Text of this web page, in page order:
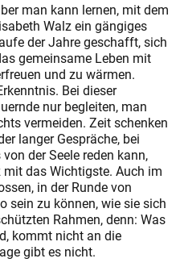
man kann lernen, mit dem
Walz ein gängiges
der Jahre geschafft, sich
gemeinsame Leben mit
und zu wärmen.
Bei dieser
nur begleiten, man
vermeiden. Zeit schenken
langer Gespräche, bei
der Seele reden kann,
das Wichtigste. Auch im
in der Runde von
sein zu können, wie sie sich
Rahmen, denn: Was
kommt nicht an die
gibt es nicht.